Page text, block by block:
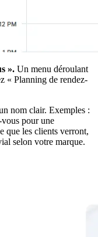
». Un menu déroulant
« Planning de rendez-
nom clair. Exemples :
pour une
que les clients verront,
selon votre marque.